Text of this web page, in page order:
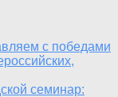
с победами
семинар: